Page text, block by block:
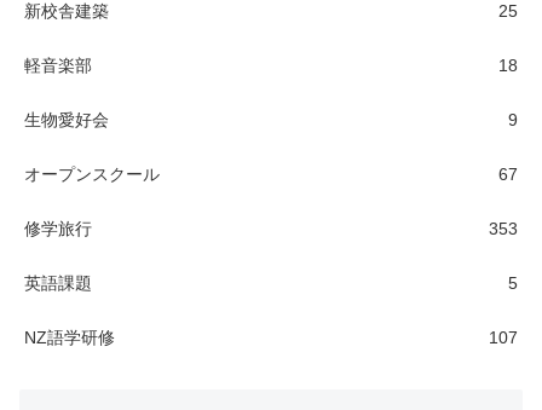
新校舎建築 25
軽音楽部 18
生物愛好会 9
オープンスクール 67
修学旅行 353
英語課題 5
NZ語学研修 107